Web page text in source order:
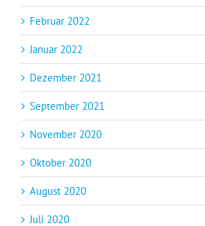
Februar 2022
Januar 2022
Dezember 2021
September 2021
November 2020
Oktober 2020
August 2020
Juli 2020